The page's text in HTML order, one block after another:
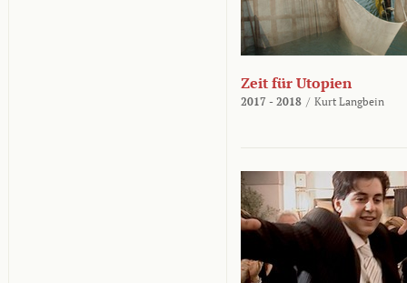
Zeit für Utopien
2017 - 2018 / Kurt Langbein